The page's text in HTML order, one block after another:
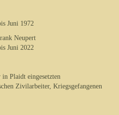
Juni 1972
Neupert
Juni 2022
Plaidt eingesetzten
Zivilarbeiter, Kriegsgefangenen